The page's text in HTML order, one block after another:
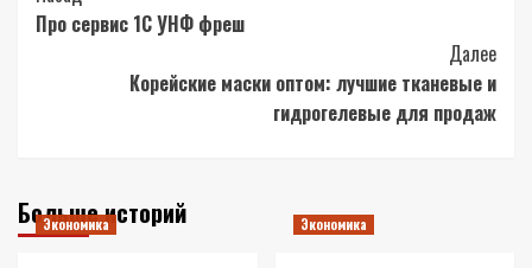
Navigation
Про сервис 1С УНФ фреш
Далее
Корейские маски оптом: лучшие тканевые и
гидрогелевые для продаж
Больше историй
Экономика Экономика